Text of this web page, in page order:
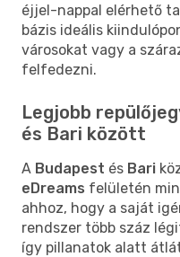
éjjel-nappal elérhető
bázis ideális
városokat vagy a
felfedezni.
Legjobb
és Bari között
A Budapest és Bari
eDreams felületén
ahhoz, hogy a saját
rendszer több száz
így pillanatok alatt